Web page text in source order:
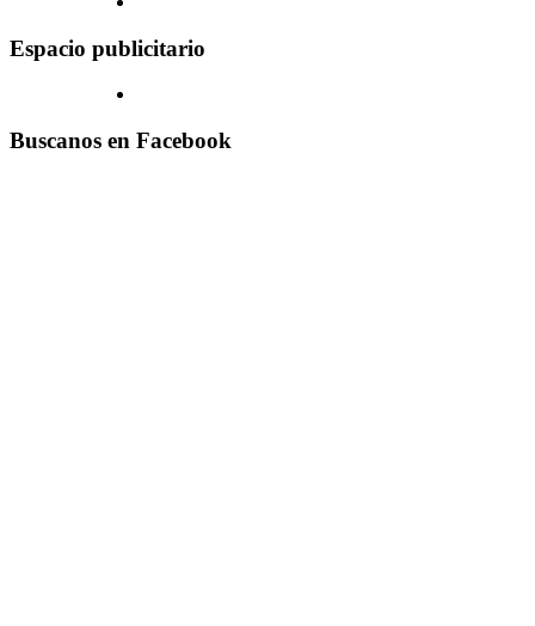
Espacio publicitario
Buscanos en Facebook